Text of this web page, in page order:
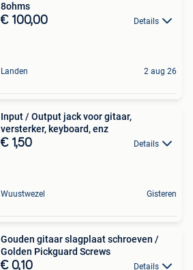
8ohms
€ 100,00 Details
Landen 2 aug 26
Input / Output jack voor gitaar,
versterker, keyboard, enz
€ 1,50 Details
Wuustwezel Gisteren
Gouden gitaar slagplaat schroeven /
Golden Pickguard Screws
€ 0,10 Details